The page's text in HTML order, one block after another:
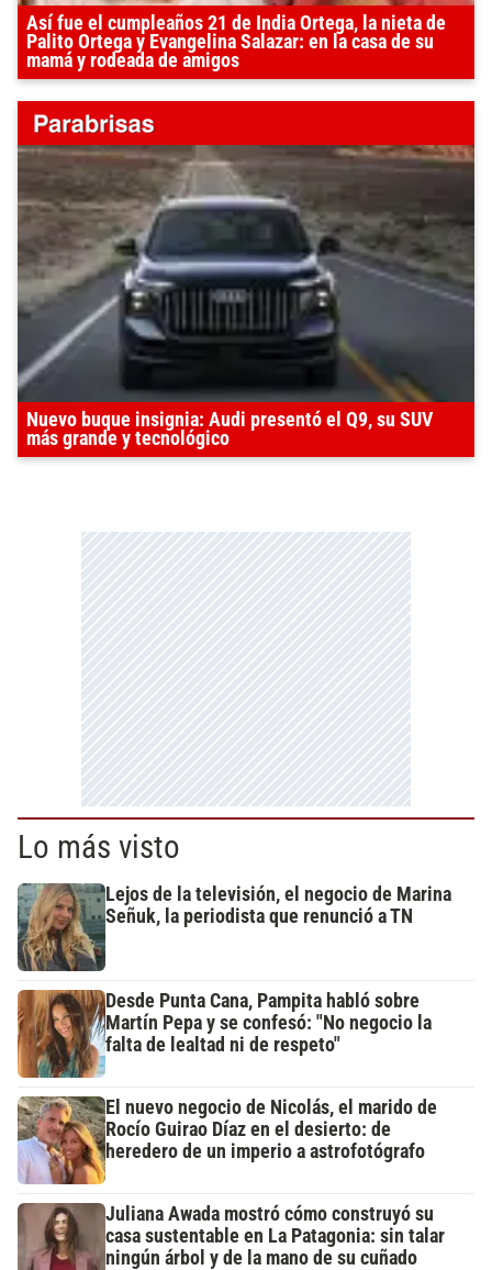
Así fue el cumpleaños 21 de India Ortega, la nieta de
Palito Ortega y Evangelina Salazar: en la casa de su
mamá y rodeada de amigos
Nuevo buque insignia: Audi presentó el Q9, su SUV
más grande y tecnológico
Lo más visto
Lejos de la televisión, el negocio de Marina
Señuk, la periodista que renunció a TN
Desde Punta Cana, Pampita habló sobre
Martín Pepa y se confesó: "No negocio la
falta de lealtad ni de respeto"
El nuevo negocio de Nicolás, el marido de
Rocío Guirao Díaz en el desierto: de
heredero de un imperio a astrofotógrafo
Juliana Awada mostró cómo construyó su
casa sustentable en La Patagonia: sin talar
ningún árbol y de la mano de su cuñado